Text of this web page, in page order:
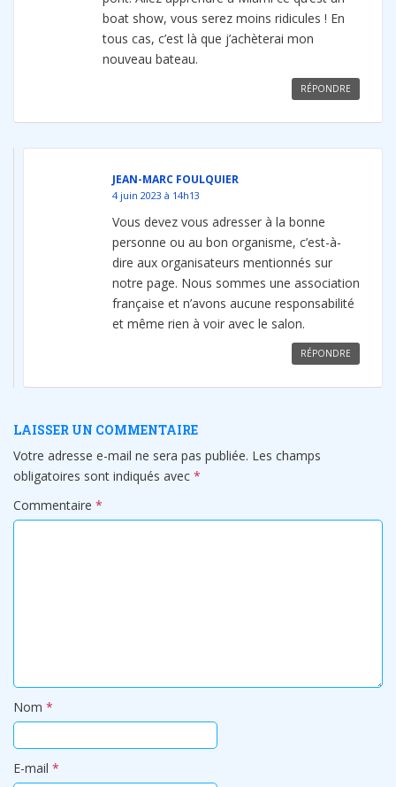
boat show, vous serez moins ridicules ! En
tous cas, c’est là que j’achèterai mon
nouveau bateau.
RÉPONDRE
JEAN-MARC FOULQUIER
4 juin 2023 à 14h13
Vous devez vous adresser à la bonne
personne ou au bon organisme, c’est-à-
dire aux organisateurs mentionnés sur
notre page. Nous sommes une association
française et n’avons aucune responsabilité
et même rien à voir avec le salon.
RÉPONDRE
LAISSER UN COMMENTAIRE
Votre adresse e-mail ne sera pas publiée. Les champs
obligatoires sont indiqués avec *
Commentaire *
Nom *
E-mail *